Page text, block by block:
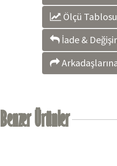
Ölçü Tablosu
İade &
Benzer Ürünler